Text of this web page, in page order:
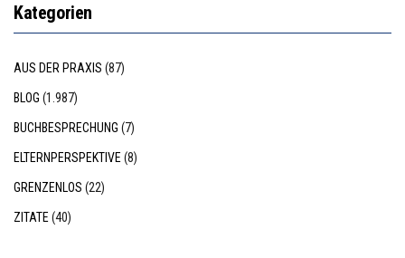
Kategorien
AUS DER PRAXIS (87)
BLOG (1.987)
BUCHBESPRECHUNG (7)
ELTERNPERSPEKTIVE (8)
GRENZENLOS (22)
ZITATE (40)